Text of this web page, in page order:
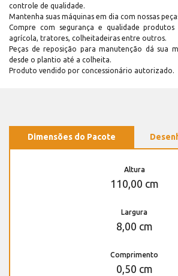
controle de qualidade.
Mantenha suas máquinas em dia com nossas
Compre com segurança e qualidade
agrícola, tratores, colheitadeiras entre outros.
Peças de reposição para manutenção dá sua
desde o plantio até a colheita.
Produto vendido por concessionário autorizado.
Dimensões do Pacote
Altura
110,00 cm
Largura
8,00 cm
Comprimento
0,50 cm